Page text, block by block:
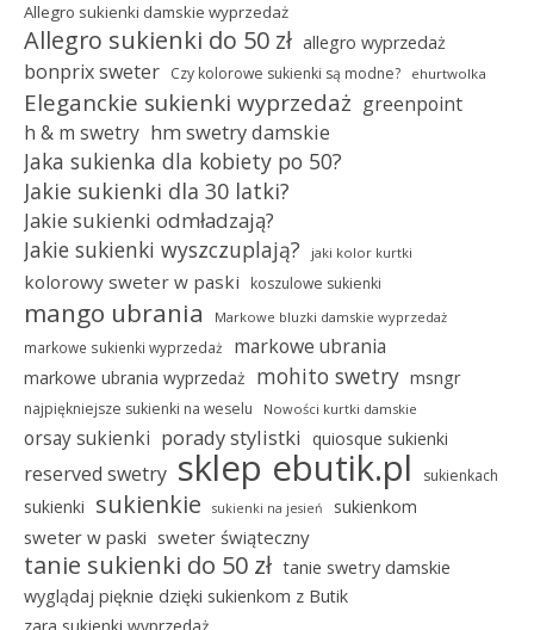
Allegro sukienki damskie wyprzedaż
Allegro sukienki do 50 zł allegro wyprzedaż
bonprix sweter Czy kolorowe sukienki są modne? ehurtwolka
Eleganckie sukienki wyprzedaż greenpoint
h & m swetry hm swetry damskie
Jaka sukienka dla kobiety po 50?
Jakie sukienki dla 30 latki?
Jakie sukienki odmładzają?
Jakie sukienki wyszczuplają? jaki kolor kurtki
kolorowy sweter w paski koszulowe sukienki
mango ubrania Markowe bluzki damskie wyprzedaż
markowe sukienki wyprzedaż markowe ubrania
markowe ubrania wyprzedaż mohito swetry msngr
najpiękniejsze sukienki na weselu Nowości kurtki damskie
orsay sukienki porady stylistki quiosque sukienki
reserved swetry sklep ebutik.pl sukienkach
sukienki sukienkie sukienki na jesień sukienkom
sweter w paski sweter świąteczny
tanie sukienki do 50 zł tanie swetry damskie
wyglądaj pięknie dzięki sukienkom z Butik